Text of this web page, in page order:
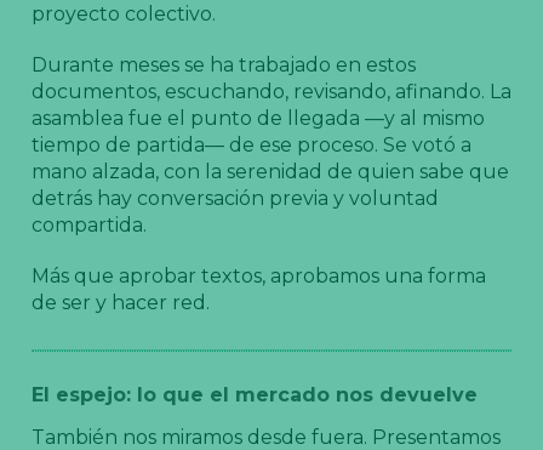
proyecto colectivo.
Durante meses se ha trabajado en estos
documentos, escuchando, revisando, afinando. La
asamblea fue el punto de llegada —y al mismo
tiempo de partida— de ese proceso. Se votó a
mano alzada, con la serenidad de quien sabe que
detrás hay conversación previa y voluntad
compartida.
Más que aprobar textos, aprobamos una forma
de ser y hacer red.
El espejo: lo que el mercado nos devuelve
También nos miramos desde fuera. Presentamos